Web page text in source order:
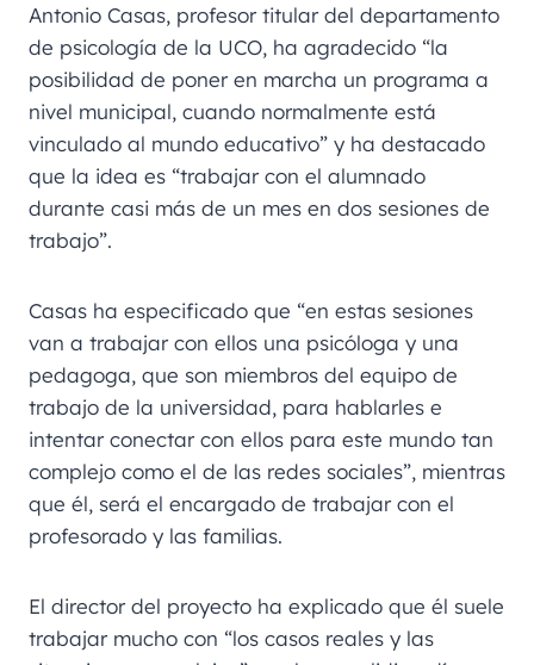
Antonio Casas, profesor titular del departamento
de psicología de la UCO, ha agradecido “la
posibilidad de poner en marcha un programa a
nivel municipal, cuando normalmente está
vinculado al mundo educativo” y ha destacado
que la idea es “trabajar con el alumnado
durante casi más de un mes en dos sesiones de
trabajo”.
Casas ha especificado que “en estas sesiones
van a trabajar con ellos una psicóloga y una
pedagoga, que son miembros del equipo de
trabajo de la universidad, para hablarles e
intentar conectar con ellos para este mundo tan
complejo como el de las redes sociales”, mientras
que él, será el encargado de trabajar con el
profesorado y las familias.
El director del proyecto ha explicado que él suele
trabajar mucho con “los casos reales y las